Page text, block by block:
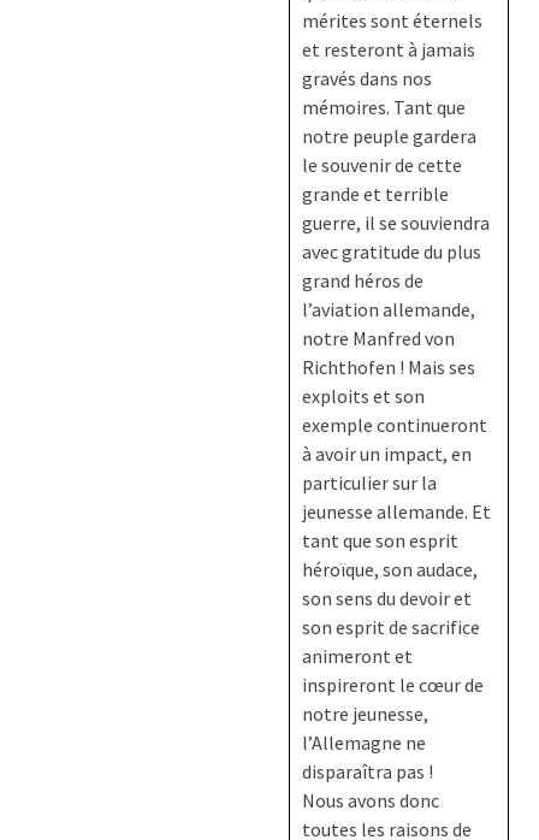
mérites sont éternels
et resteront à jamais
gravés dans nos
mémoires. Tant que
notre peuple gardera
le souvenir de cette
grande et terrible
guerre, il se souviendra
avec gratitude du plus
grand héros de
l’aviation allemande,
notre Manfred von
Richthofen ! Mais ses
exploits et son
exemple continueront
à avoir un impact, en
particulier sur la
jeunesse allemande. Et
tant que son esprit
héroïque, son audace,
son sens du devoir et
son esprit de sacrifice
animeront et
inspireront le cœur de
notre jeunesse,
l’Allemagne ne
disparaîtra pas !
Nous avons donc
toutes les raisons de